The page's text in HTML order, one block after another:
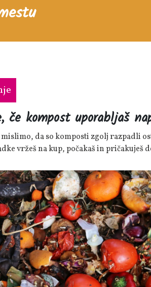
če kompost uporabljaš
vržeš na kup, počakaš in pričakuješ